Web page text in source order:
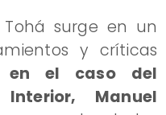
surge en un
y críticas
en el caso del
Manuel